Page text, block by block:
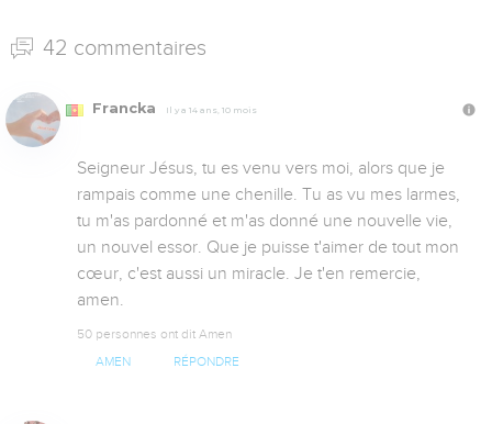
42 commentaires
Francka Il y a 14 ans, 10 mois
Seigneur Jésus, tu es venu vers moi, alors que je
rampais comme une chenille. Tu as vu mes larmes,
tu m'as pardonné et m'as donné une nouvelle vie,
un nouvel essor. Que je puisse t'aimer de tout mon
cœur, c'est aussi un miracle. Je t'en remercie,
amen.
50 personnes ont dit Amen
AMEN RÉPONDRE